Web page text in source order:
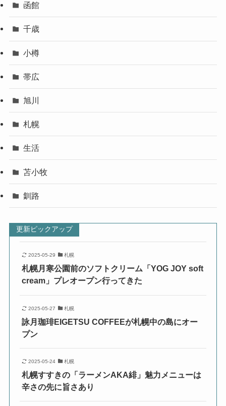
函館
千歳
小樽
帯広
旭川
札幌
生活
苫小牧
釧路
更新ピックアップ
2025-05-29 札幌
札幌月寒公園前のソフトクリーム「YOG JOY soft
cream」プレオープン行ってきた
2025-05-27 札幌
詠月珈琲EIGETSU COFFEEが札幌中の島にオー
プン
2025-05-24 札幌
札幌すすきの「ラーメンAKA緋」魅力メニューは
辛さの先に旨さあり